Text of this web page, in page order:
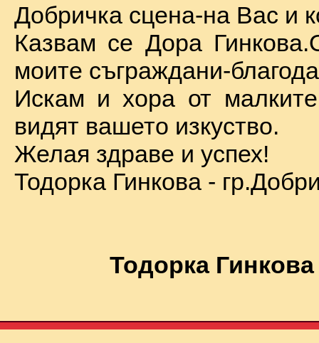
Добричка сцена-на Вас и
Казвам се Дора
моите съграждани-
Искам и хора от
видят вашето изкуство.
Желая здраве и успех!
Тодорка Гинкова -
Тодорка